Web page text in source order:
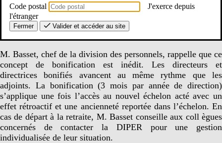
M. Basset, chef de la division des personnels, rappelle que ce
concept de bonification est inédit. Les directeurs et
directrices bonifiés avancent au même rythme que les
adjoints. La bonification (3 mois par année de direction)
s’applique une fois l’accès au nouvel échelon acté avec un
effet rétroactif et une ancienneté reportée dans l’échelon. En
cas de départ à la retraite, M. Basset conseille aux coll ègues
concernés de contacter la DIPER pour une gestion
individualisée de leur situation.
Code postal
J'exerce depuis
l'étranger
Fermer Valider et accéder au site